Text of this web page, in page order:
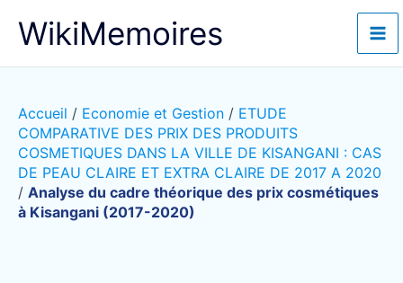
WikiMemoires
Accueil / Economie et Gestion / ETUDE
COMPARATIVE DES PRIX DES PRODUITS
COSMETIQUES DANS LA VILLE DE KISANGANI : CAS
DE PEAU CLAIRE ET EXTRA CLAIRE DE 2017 A 2020
/ Analyse du cadre théorique des prix cosmétiques
à Kisangani (2017-2020)